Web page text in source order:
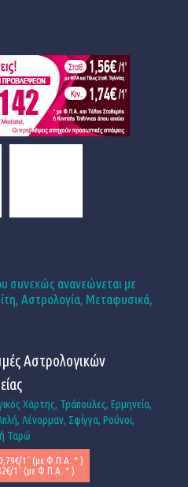
συνεχώς ανανεώνεται με
Αστρολογία, Μεταφυσικά,
Αστρολογικών
Χάρτης, Τράπουλες, Ερμηνεία,
Λένορμαν, Σφίγγα, Ρούνοι,
Ταρώ
1΄ (με Φ.Π.Α. * )
1΄ (με Φ.Π.Α. * )